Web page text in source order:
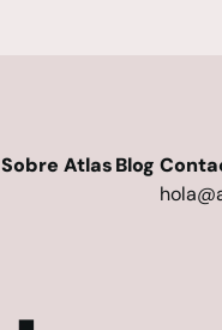
Sobre AtlasBlog